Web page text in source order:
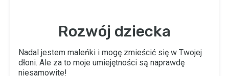
Rozwój dziecka
Nadal jestem maleńki i mogę zmieścić się w Twojej
dłoni. Ale za to moje umiejętności są naprawdę
niesamowite!